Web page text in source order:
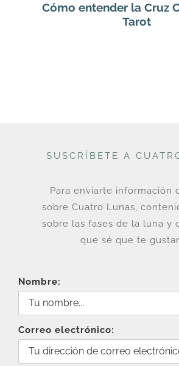
Cómo entender la Cruz
Tarot
SUSCRÍBETE A
Para enviarte información
sobre Cuatro Lunas,
sobre las fases de la luna y
que sé que te
Nombre:
Correo electrónico: